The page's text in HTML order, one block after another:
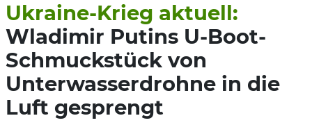
Ukraine-Krieg aktuell:
Wladimir Putins U-Boot-
Schmuckstück von
Unterwasserdrohne in die
Luft gesprengt